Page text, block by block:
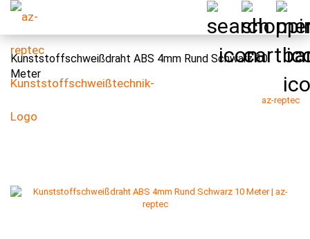
Kunststoffschweißdraht ABS 4mm Rund Schwarz 10
Meter
az-reptec